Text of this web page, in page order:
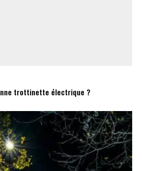
trottinette électrique ?